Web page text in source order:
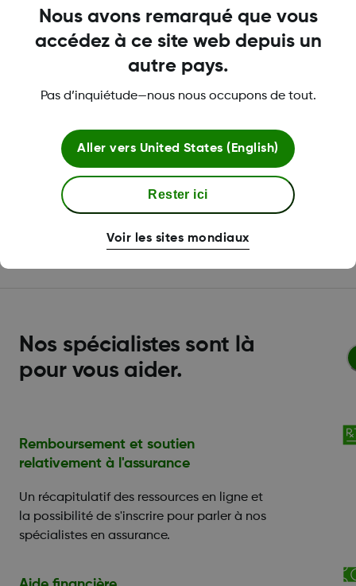
* L’HbA1c est une représentation du contrôle de votre taux
de glucose moyen au cours des deux ou trois mois qui ont
précédé. Environ 50 % de ce taux correspond aux résultats
des 30 derniers jours.
Was this article helpful?
Nos spécialistes sont là
pour vous aider.
Remboursement et soutien
relativement à l'assurance
Un récapitulatif des ressources en ligne et
la possibilité de s'inscrire pour parler à nos
spécialistes en assurance.
Nous avons remarqué que vous
accédez à ce site web depuis un
autre pays.
Pas d’inquiétude—nous nous occupons de tout.
Aller vers United States (English)
Rester ici
Voir les sites mondiaux